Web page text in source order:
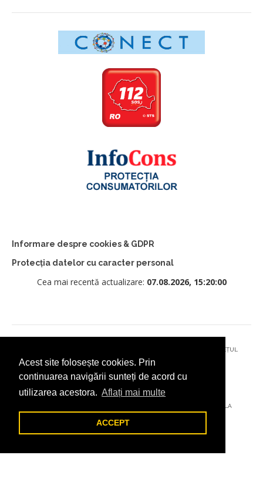
Acest site folosește cookies. Prin
continuarea navigării sunteți de acord cu
utilizarea acestora. Aflați mai multe
ACCEPT
Informare despre cookies & GDPR
Protecția datelor cu caracter personal
Cea mai recentă actualizare: 07.08.2026, 15:20:00
© 2026 - PRIMĂRIA MUNICIPIULUI CÂMPULUNG MOLDOVENESC, JUDEȚUL
SUCEAVA
AȚI ÎNTÂMPINAT O PROBLEMĂ TEHNICĂ? TRIMITEȚI-NE UN EMAIL LA
DIGITAL@ADDICTAD.RO